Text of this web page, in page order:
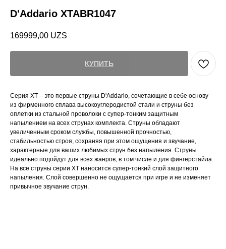
D'Addario XTABR1047
169999,00 UZS
КУПИТЬ
Серия XT – это первые струны D'Addario, сочетающие в себе основу
из фирменного сплава высокоуглеродистой стали и струны без
оплетки из стальной проволоки с супер-тонким защитным
напылением на всех струнах комплекта. Струны обладают
увеличенным сроком службы, повышенной прочностью,
стабильностью строя, сохраняя при этом ощущения и звучание,
характерные для ваших любимых струн без напыления. Струны
идеально подойдут для всех жанров, в том числе и для фингерстайла.
На все струны серии XT наносится супер-тонкий слой защитного
напыления. Слой совершенно не ощущается при игре и не изменяет
привычное звучание струн.